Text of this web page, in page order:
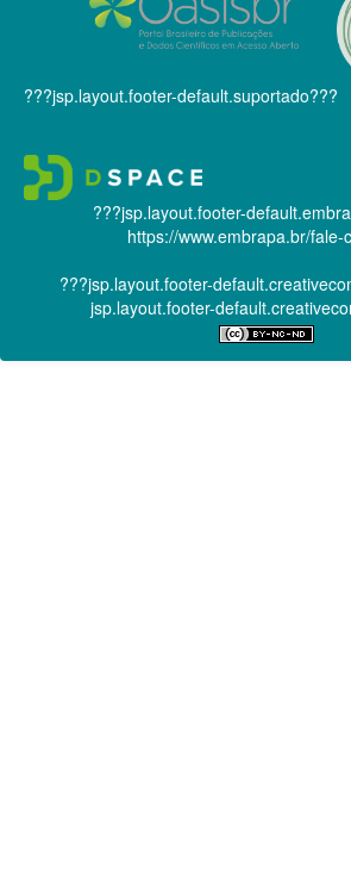
???jsp.layout.footer-default.suportado???
???jsp.layout.footer-
https://www.embrapa.br/fale-
???jsp.layout.footer-
jsp.layout.footer-